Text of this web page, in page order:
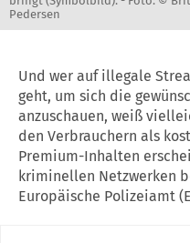
Pedersen
Und wer auf illegale
geht, um sich die
anzuschauen, weiß
den Verbrauchern als
Premium-Inhalten
kriminellen Netzwerken
Europäische Polizeiamt